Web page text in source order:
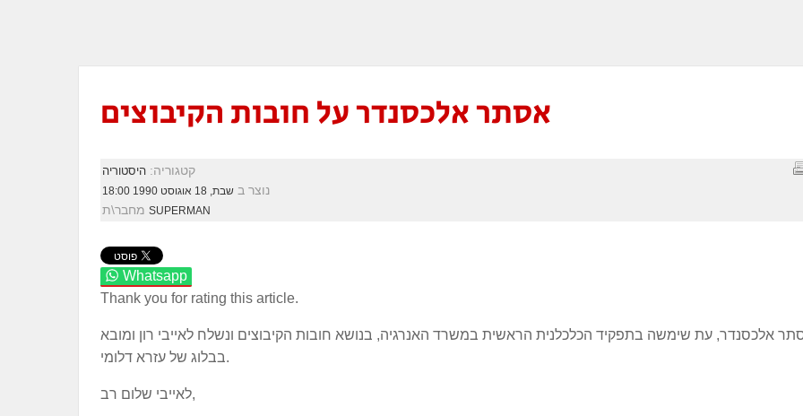
אסתר אלכסנדר על חובות הקיבוצים
קטגוריה: היסטוריה
נוצר ב שבת, 18 אוגוסט 1990 18:00
SUPERMAN
Whatsapp
Thank you for rating this article.
אלכסנדר, עת שימשה בתפקיד הכלכלנית הראשית במשרד האנרגיה, בנושא חובות הקיבוצים ונשלח לאייבי רון ומובא
בבלוג של עזרא דלומי.
לאייבי שלום רב,